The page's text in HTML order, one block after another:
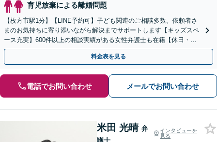
育児放棄による離婚問題
【枚方市駅1分】【LINE予約可】子ども関連のご相談多数。依頼者さ
まのお気持ちに寄り添いながら解決までサポートします【キッズスペ
ース充実】600件以上の相談実績がある女性弁護士も在籍【休日・夜
間面談可能】
料金表を見る
電話でお問い合わせ メールでお問い合わせ
米田 光晴 弁
インタビューを
見る